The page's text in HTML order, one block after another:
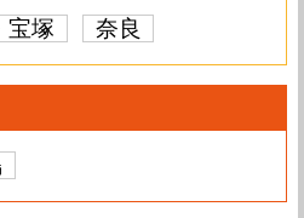
宝塚
奈良